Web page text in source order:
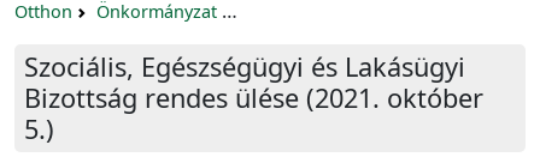
Otthon Önkormányzat
Szociális, Egészségügyi és Lakásügyi
Bizottság rendes ülése (2021. október
5.)